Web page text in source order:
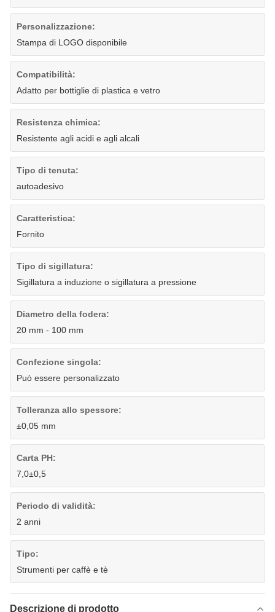
Personalizzazione:
Stampa di LOGO disponibile
Compatibilità:
Adatto per bottiglie di plastica e vetro
Resistenza chimica:
Resistente agli acidi e agli alcali
Tipo di tenuta:
autoadesivo
Caratteristica:
Fornito
Tipo di sigillatura:
Sigillatura a induzione o sigillatura a pressione
Diametro della fodera:
20 mm - 100 mm
Confezione singola:
Può essere personalizzato
Tolleranza allo spessore:
±0,05 mm
Carta PH:
7,0±0,5
Periodo di validità:
2 anni
Tipo:
Strumenti per caffè e tè
Descrizione di prodotto